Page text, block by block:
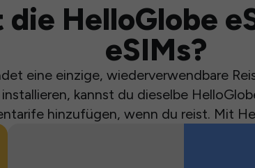
HelloGlobe
eSIMs?
eine einzige, wiederverwendbare
kannst du dieselbe
hinzufügen, wenn du reist. Mit